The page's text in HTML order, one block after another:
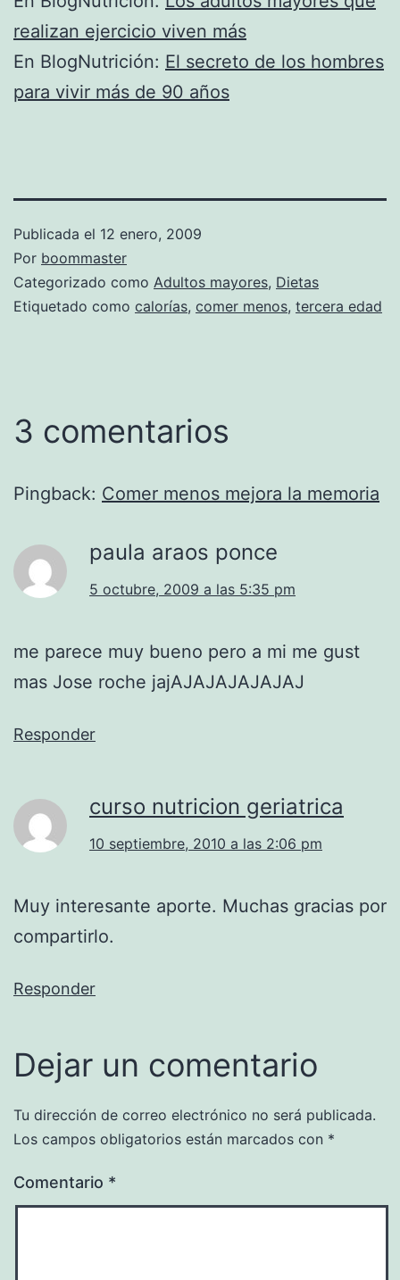
realizan ejercicio viven más
En BlogNutrición: El secreto de los hombres
para vivir más de 90 años
Publicada el 12 enero, 2009
Por boommaster
Categorizado como Adultos mayores, Dietas
Etiquetado como calorías, comer menos, tercera edad
3 comentarios
Pingback: Comer menos mejora la memoria
paula araos ponce
5 octubre, 2009 a las 5:35 pm
me parece muy bueno pero a mi me gust
mas Jose roche jajAJAJAJAJAJAJ
Responder
curso nutricion geriatrica
10 septiembre, 2010 a las 2:06 pm
Muy interesante aporte. Muchas gracias por
compartirlo.
Responder
Dejar un comentario
Tu dirección de correo electrónico no será publicada.
Los campos obligatorios están marcados con *
Comentario *